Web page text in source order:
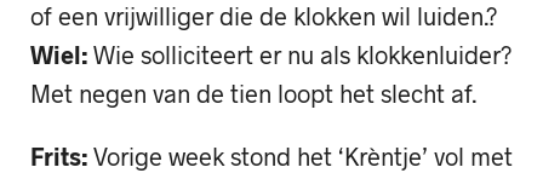
of een vrijwilliger die de klokken wil luiden.?
Wiel: Wie solliciteert er nu als klokkenluider?
Met negen van de tien loopt het slecht af.
Frits: Vorige week stond het ‘Krèntje’ vol met